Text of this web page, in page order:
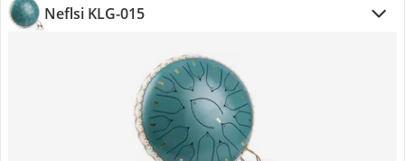
Neflsi KLG-015